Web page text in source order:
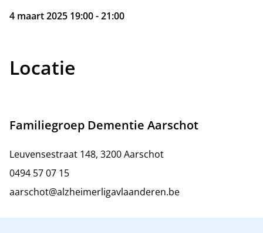
4 maart 2025 19:00 - 21:00
Locatie
Familiegroep Dementie Aarschot
Leuvensestraat 148, 3200 Aarschot
0494 57 07 15
aarschot@alzheimerligavlaanderen.be